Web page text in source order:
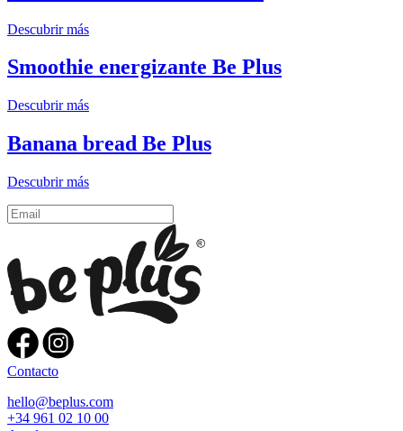
Descubrir más
Smoothie energizante Be Plus
Descubrir más
Banana bread Be Plus
Descubrir más
Contacto
hello@beplus.com
+34 961 02 10 00